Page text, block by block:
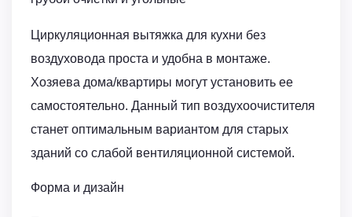
Циркуляционная вытяжка для кухни без
воздуховода проста и удобна в монтаже.
Хозяева дома/квартиры могут установить ее
самостоятельно. Данный тип воздухоочистителя
станет оптимальным вариантом для старых
зданий со слабой вентиляционной системой.
Форма и дизайн